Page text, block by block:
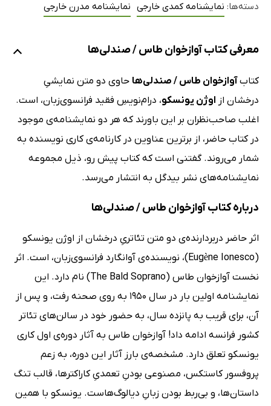
دسته‌ها: نمایشنامه کمدی خارجی نمایشنامه مدرن خارجی
معرفی کتاب آوازخوان طاس / صندلی‌ها
کتابآوازخوان طاس / صندلی‌ها حاوی دو متن نمایشیِ
درخشان از اوژن یونسکو، درام‌نویسِ فقید فرانسوی‌زبان، است.
اغلب صاحب‌نظران بر این باورند که هر دو نمایشنامه‌ی موجود
در کتاب حاضر، از برترین عناوین در کارنامه‌ی کاری نویسنده به
شمار می‌روند. گفتنی است که کتاب پیش رو، ذیل مجموعه
نمایشنامه‌های نشر بیدگل به انتشار می‌رسد.
درباره کتاب آوازخوان طاس / صندلی‌ها
اثر حاضر دربردارنده‌ی دو متن تئاتریِ درخشان از اوژن یونسکو
(Eugène Ionesco)، نویسنده‌ی آوانگارد فرانسوی‌زبان، است. اثر
نخست آوازخوان طاس (The Bald Soprano) نام دارد. این
نمایشنامه اولین بار در سال 1950 به روی صحنه رفت، و پس از
آن، برای قریب به پانزده سال، به حضور خود در سالن‌های تئاتر
کشور فرانسه ادامه داد! آوازخوان طاس به آثار دوره‌ی اول کاری
یونسکو تعلق دارد. مشخصه‌ی بارز آثار این دوره، به زعم
پروفسور کاستکس، مصنوعی بودنِ تعمدیِ کاراکترها، قالب تنگ
داستان‌ها، و بی‌ربط بودن زبانِ دیالوگ‌هاست. یونسکو با همین